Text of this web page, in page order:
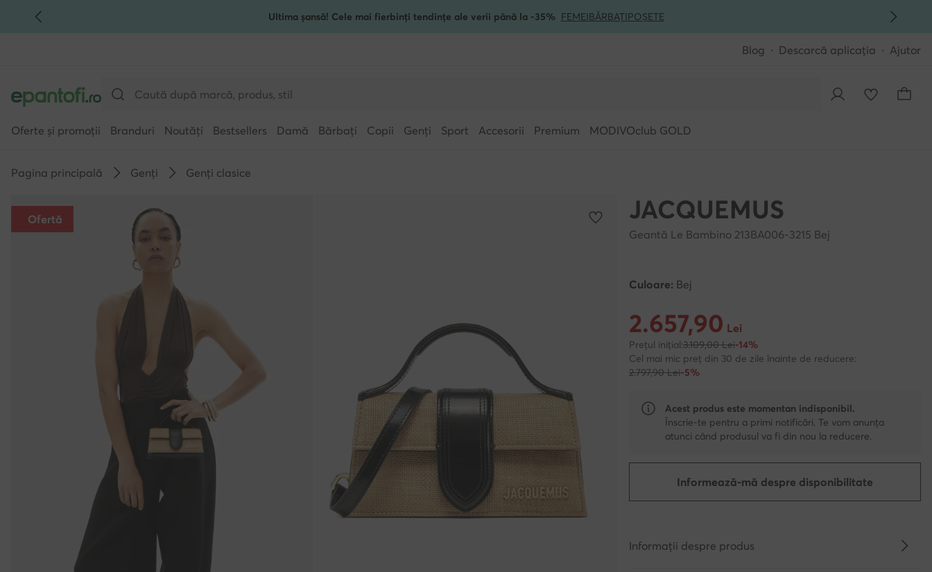
TRECI LA CONȚINUTUL PRINCIPAL Ultima șansă! Cele mai fierbinți tendințe ale verii până la -35% FEMEIBĂRBAȚIPOȘETE
Blog Descarcă aplicația Ajutor
Oferte și promoții Branduri Noutăți Bestsellers Damă Bărbați Copii Genți Sport Accesorii Premium MODIVOclub GOLD
Pagina principală Genți Genți clasice
Ofertă JACQUEMUS
Geantă Le Bambino 213BA006-3215 Bej
Culoare: Bej
Prețul actual 2.657,90 Lei
2.657,90 Lei
Prețul inițial:3.109,00 Lei-14%
Cel mai mic preț din 30 de zile înainte de reducere:
2.797,90 Lei-5%
Acest produs este momentan indisponibil.
Înscrie-te pentru a primi notificări. Te vom anunța
atunci când produsul va fi din nou la reducere.
Informează-mă despre disponibilitate
Informații despre produs